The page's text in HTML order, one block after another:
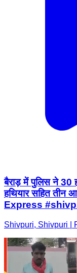
बैराड़ में पुलिस ने 30
हथियार सहित तीन
Express
Shivpuri, Shivpuri |